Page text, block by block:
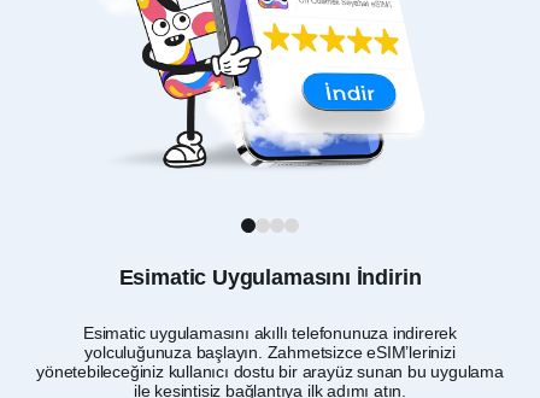
Esimatic Uygulamasını İndirin
Esimatic uygulamasını akıllı telefonunuza indirerek
yolculuğunuza başlayın. Zahmetsizce eSIM’lerinizi
yönetebileceğiniz kullanıcı dostu bir arayüz sunan bu uygulama
ile kesintisiz bağlantıya ilk adımı atın.
1 2 3 4